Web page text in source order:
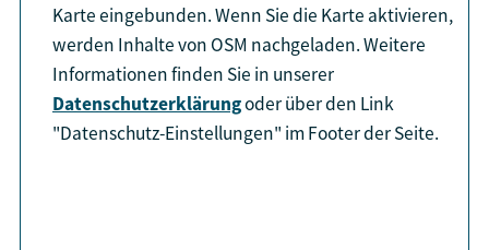
Karte eingebunden. Wenn Sie die Karte aktivieren,
werden Inhalte von OSM nachgeladen. Weitere
Informationen finden Sie in unserer
Datenschutzerklärungoder über den Link
"Datenschutz-Einstellungen" im Footer der Seite.